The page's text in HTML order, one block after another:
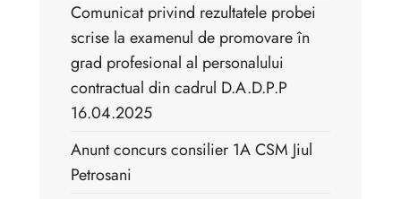
Comunicat privind rezultatele probei
scrise la examenul de promovare în
grad profesional al personalului
contractual din cadrul D.A.D.P.P
16.04.2025
Anunt concurs consilier 1A CSM Jiul
Petrosani